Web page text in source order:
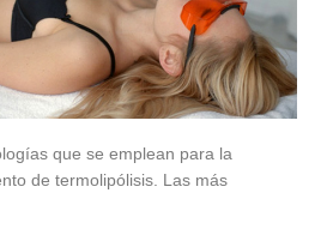
que se emplean para la
de termolipólisis. Las más